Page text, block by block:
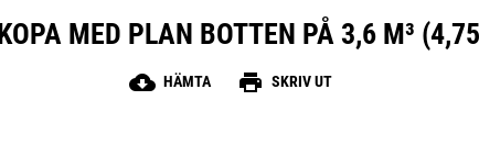
MED PLAN BOTTEN PÅ 3,6 M³
cloud_download HÄMTA print SKRIV UT